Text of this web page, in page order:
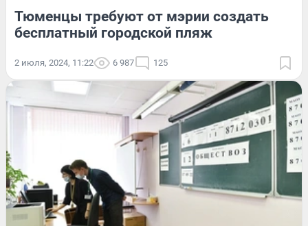
Тюменцы требуют от мэрии создать
бесплатный городской пляж
2 июля, 2024, 11:22 6 987 125